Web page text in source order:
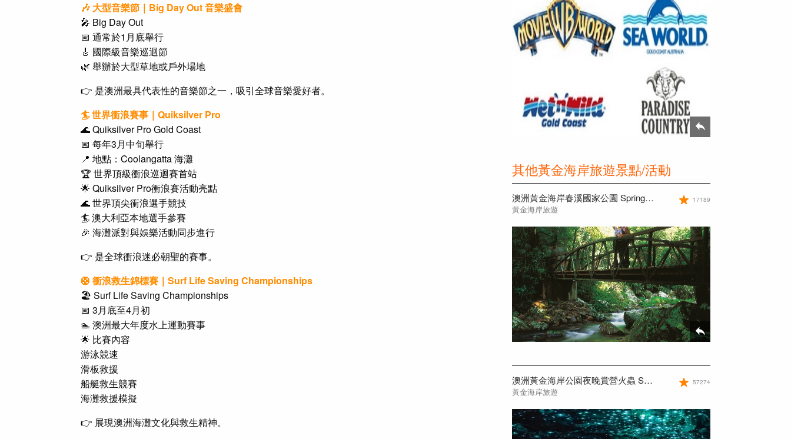
🎶 大型音樂節｜Big Day Out 音樂盛會
🎤 Big Day Out
📅 通常於1月底舉行
🎸 國際級音樂巡迴節
🌿 舉辦於大型草地或戶外場地
👉 是澳洲最具代表性的音樂節之一，吸引全球音樂愛好者。
🏄 世界衝浪賽事｜Quiksilver Pro
🌊 Quiksilver Pro Gold Coast
📅 每年3月中旬舉行
📍 地點：Coolangatta 海灘
🏆 世界頂級衝浪巡迴賽首站
🌟 Quiksilver Pro衝浪賽活動亮點
🌊 世界頂尖衝浪選手競技
🏄 澳大利亞本地選手參賽
🎉 海灘派對與娛樂活動同步進行
👉 是全球衝浪迷必朝聖的賽事。
🛟 衝浪救生錦標賽｜Surf Life Saving Championships
🏖️ Surf Life Saving Championships
📅 3月底至4月初
🏊 澳洲最大年度水上運動賽事
🌟 比賽內容
游泳競速
滑板救援
船艇救生競賽
海灘救援模擬
👉 展現澳洲海灘文化與救生精神。
其他黃金海岸旅遊景點/活動
澳洲黃金海岸春溪國家公園 Springbrook
黃金海岸旅遊
17189
澳洲黃金海岸公園夜晚賞營火蟲 Springbrook National Park
黃金海岸旅遊
57274